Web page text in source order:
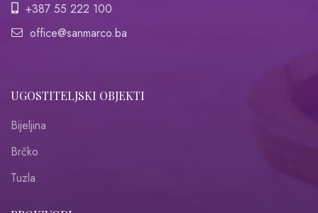
+387 55 222 100
office@sanmarco.ba
UGOSTITELJSKI OBJEKTI
Bijeljina
Brčko
Tuzla